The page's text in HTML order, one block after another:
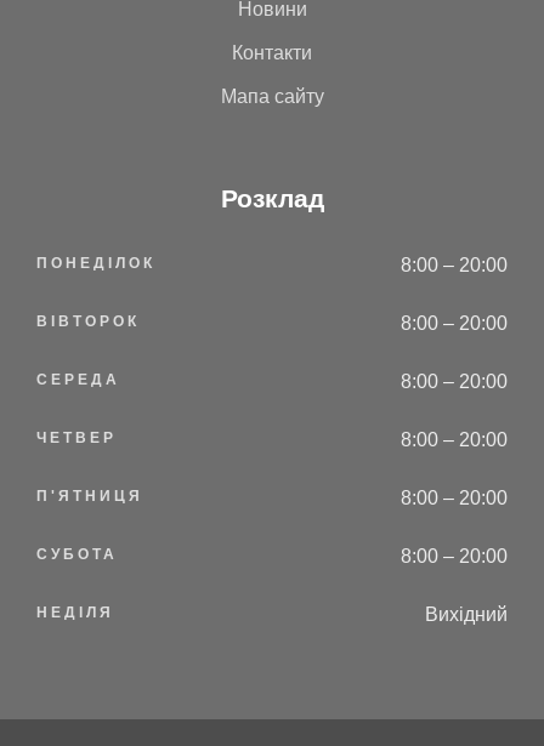
Новини
Контакти
Мапа сайту
Розклад
ПОНЕДІЛОК 8:00 – 20:00
ВІВТОРОК 8:00 – 20:00
СЕРЕДА 8:00 – 20:00
ЧЕТВЕР 8:00 – 20:00
П'ЯТНИЦЯ 8:00 – 20:00
СУБОТА 8:00 – 20:00
НЕДІЛЯ Вихідний